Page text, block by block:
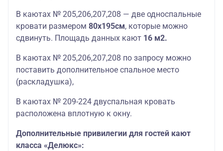
В каютах № 205,206,207,208 — две односпальные
кровати размером 80х195см, которые можно
сдвинуть. Площадь данных кают 16 м2.
В каютах № 205,206,207,208 по запросу можно
поставить дополнительное спальное место
(раскладушка),
В каютах № 209-224 двуспальная кровать
расположена вплотную к окну.
Дополнительные привилегии для гостей кают
класса «Делюкс»: